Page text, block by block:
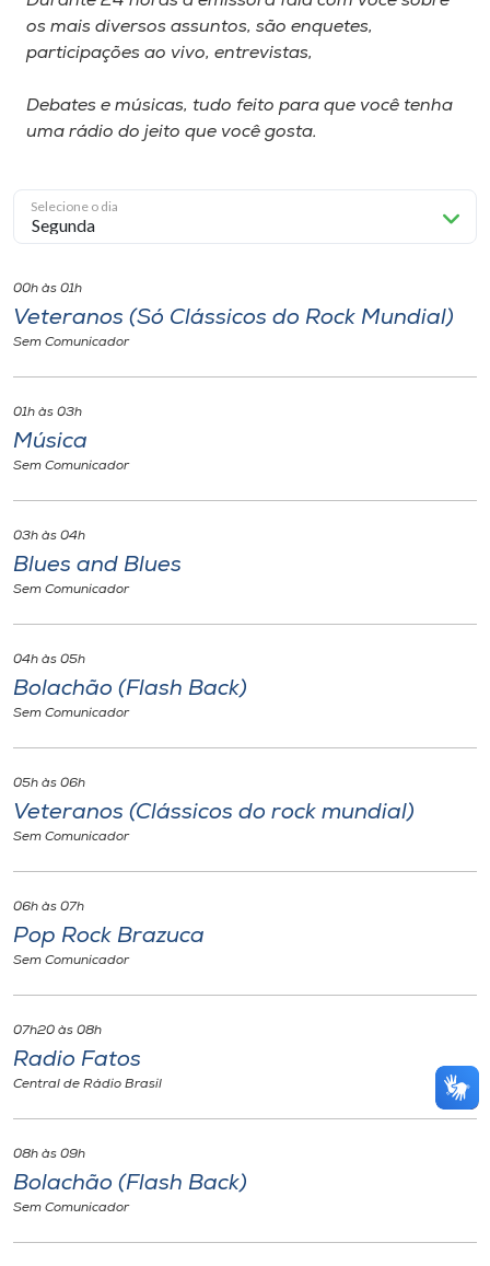
os mais diversos assuntos, são enquetes,
participações ao vivo, entrevistas,
Debates e músicas, tudo feito para que você tenha
uma rádio do jeito que você gosta.
Selecione o dia
00h às 01h
Veteranos (Só Clássicos do Rock Mundial)
Sem Comunicador
01h às 03h
Música
Sem Comunicador
03h às 04h
Blues and Blues
Sem Comunicador
04h às 05h
Bolachão (Flash Back)
Sem Comunicador
05h às 06h
Veteranos (Clássicos do rock mundial)
Sem Comunicador
06h às 07h
Pop Rock Brazuca
Sem Comunicador
07h20 às 08h
Radio Fatos
Central de Rádio Brasil
08h às 09h
Bolachão (Flash Back)
Sem Comunicador